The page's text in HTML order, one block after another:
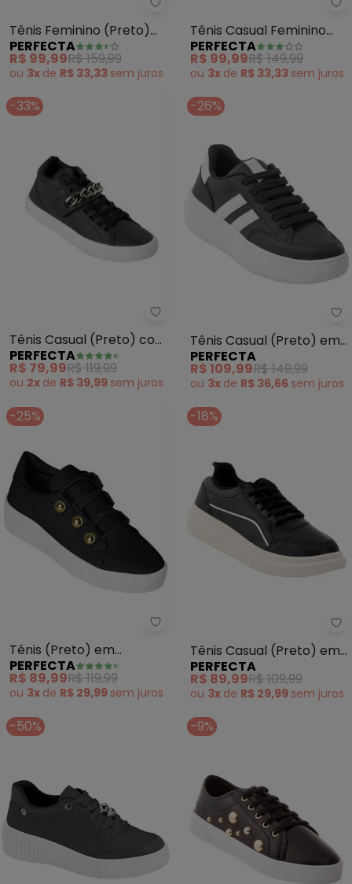
Perfecta - Tênis Feminino
Tênis Feminino (Preto)
em Sintético
PERFECTA
R$ 99,99R$ 159,99
ou 3x de R$ 33,33 sem juros
Tênis Casual Feminino
(Preto) em Camurça
PERFECTA
R$ 99,99R$ 149,99
ou 3x de R$ 33,33 sem juros
-33%
Perfecta - Tênis Casual
Tênis Casual (Preto) com
Detalhe de Corrente
PERFECTA
R$ 79,99R$ 119,99
ou 2x de R$ 39,99 sem juros
-26%
Tênis Casual (Preto) em
Sintético
PERFECTA
R$ 109,99R$ 149,99
ou 3x de R$ 36,66 sem juros
-25%
Perfecta - Tênis (Preto) em
Tênis (Preto) em
Sintético
PERFECTA
R$ 89,99R$ 119,99
ou 3x de R$ 29,99 sem juros
-18%
Tênis Casual (Preto) em
Material Sintético
PERFECTA
R$ 89,99R$ 109,99
ou 3x de R$ 29,99 sem juros
-50% -9%